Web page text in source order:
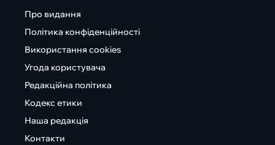
Про видання
Політика конфіденційності
Використання cookies
Угода користувача
Редакційна політика
Кодекс етики
Наша редакція
Контакти